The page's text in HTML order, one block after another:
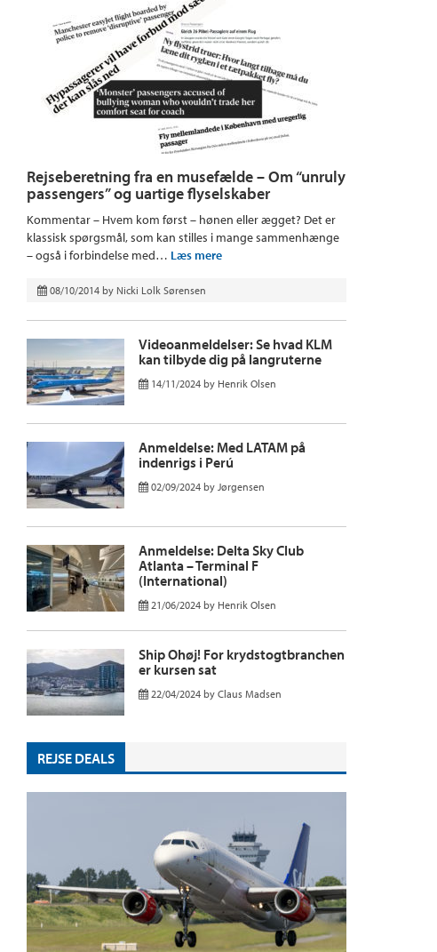
Rejseberetning fra en musefælde – Om “unruly
passengers” og uartige flyselskaber
Kommentar – Hvem kom først – hønen eller ægget? Det er
klassisk spørgsmål, som kan stilles i mange sammenhænge
– også i forbindelse med… Læs mere
08/10/2014 by Nicki Lolk Sørensen
Videoanmeldelser: Se hvad KLM
kan tilbyde dig på langruterne
14/11/2024 by Henrik Olsen
Anmeldelse: Med LATAM på
indenrigs i Perú
02/09/2024 by Jørgensen
Anmeldelse: Delta Sky Club
Atlanta – Terminal F
(International)
21/06/2024 by Henrik Olsen
Ship Ohøj! For krydstogtbranchen
er kursen sat
22/04/2024 by Claus Madsen
REJSE DEALS